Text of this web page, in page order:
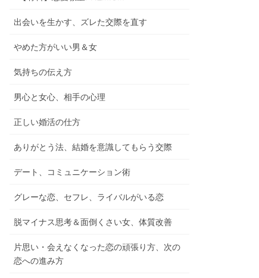
出会いを生かす、ズレた交際を直す
やめた方がいい男＆女
気持ちの伝え方
男心と女心、相手の心理
正しい婚活の仕方
ありがとう法、結婚を意識してもらう交際
デート、コミュニケーション術
グレーな恋、セフレ、ライバルがいる恋
脱マイナス思考＆面倒くさい女、体質改善
片思い・会えなくなった恋の頑張り方、次の
恋への進み方